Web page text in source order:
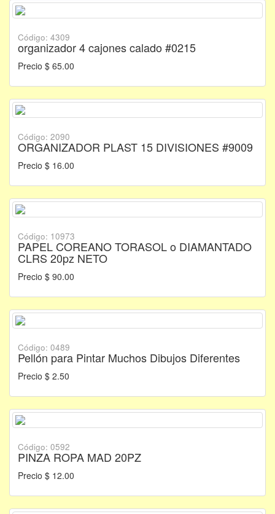
Código: 4309
organizador 4 cajones calado #0215
Precio $ 65.00
Código: 2090
ORGANIZADOR PLAST 15 DIVISIONES #9009
Precio $ 16.00
Código: 10973
PAPEL COREANO TORASOL o DIAMANTADO
CLRS 20pz NETO
Precio $ 90.00
Código: 0489
Pellón para Pintar Muchos Dibujos Diferentes
Precio $ 2.50
Código: 0592
PINZA ROPA MAD 20PZ
Precio $ 12.00